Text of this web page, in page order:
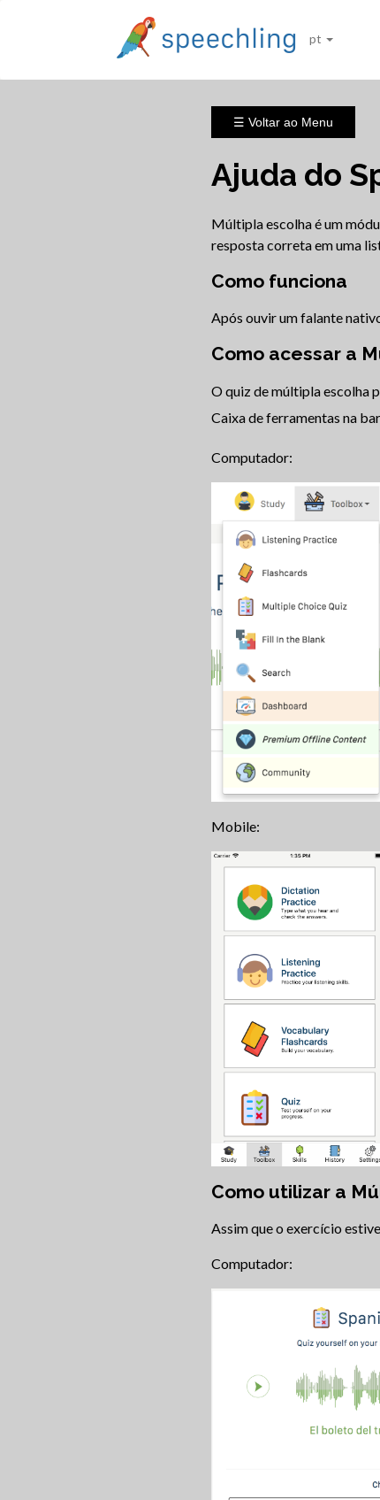
pt
☰ Voltar ao Menu
Ajuda do
Múltipla escolha é um
resposta correta em uma
Como funciona
Após ouvir um falante
Como acessar a
O quiz de múltipla escolha
Caixa de ferramentas na
Computador:
Mobile:
Como utilizar a
Assim que o exercício
Computador: